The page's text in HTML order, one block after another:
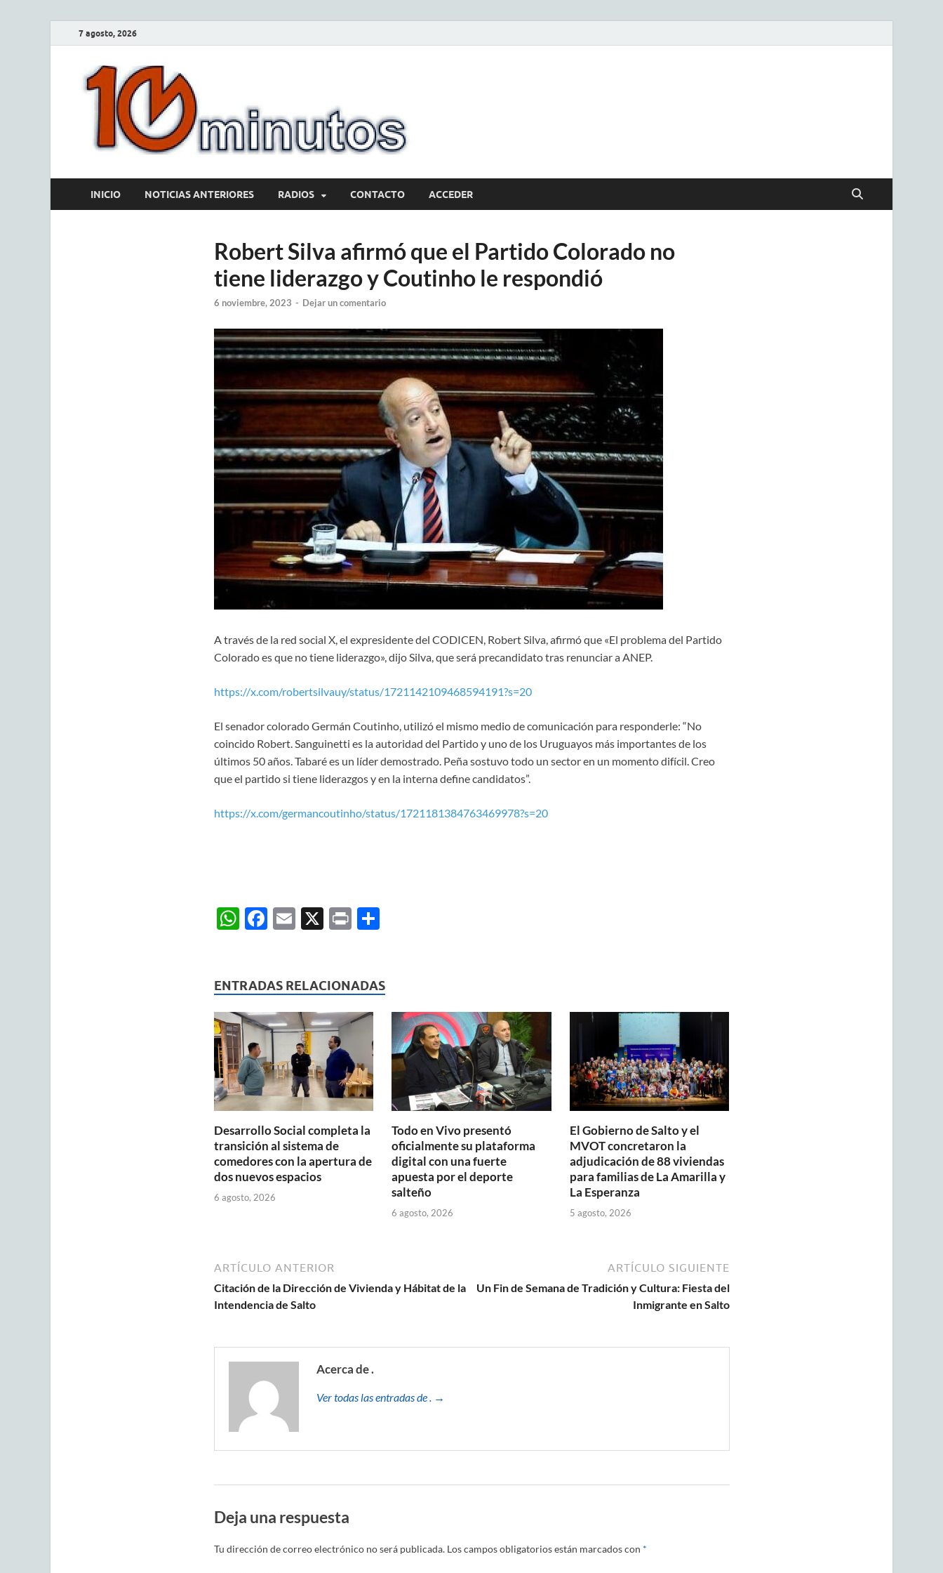
7 agosto, 2026
INICIO NOTICIAS ANTERIORES RADIOS CONTACTO ACCEDER
Robert Silva afirmó que el Partido Colorado no
tiene liderazgo y Coutinho le respondió
6 noviembre, 2023 - Dejar un comentario
A través de la red social X, el expresidente del CODICEN, Robert Silva, afirmó que «El problema del Partido
Colorado es que no tiene liderazgo», dijo Silva, que será precandidato tras renunciar a ANEP.
https://x.com/robertsilvauy/status/1721142109468594191?s=20
El senador colorado Germán Coutinho, utilizó el mismo medio de comunicación para responderle: “No
coincido Robert. Sanguinetti es la autoridad del Partido y uno de los Uruguayos más importantes de los
últimos 50 años. Tabaré es un líder demostrado. Peña sostuvo todo un sector en un momento difícil. Creo
que el partido si tiene liderazgos y en la interna define candidatos”.
https://x.com/germancoutinho/status/1721181384763469978?s=20
W
s
A
p
p
F
b
o
o
k
E X P C
p
ar
ti
ENTRADAS RELACIONADAS
Desarrollo Social completa la
transición al sistema de
comedores con la apertura de
dos nuevos espacios
6 agosto, 2026
Todo en Vivo presentó
oficialmente su plataforma
digital con una fuerte
apuesta por el deporte
salteño
6 agosto, 2026
El Gobierno de Salto y el
MVOT concretaron la
adjudicación de 88 viviendas
para familias de La Amarilla y
La Esperanza
5 agosto, 2026
ARTÍCULO ANTERIOR
Citación de la Dirección de Vivienda y Hábitat de la
Intendencia de Salto
ARTÍCULO SIGUIENTE
Un Fin de Semana de Tradición y Cultura: Fiesta del
Inmigrante en Salto
Acerca de .
Ver todas las entradas de . →
Deja una respuesta
Tu dirección de correo electrónico no será publicada. Los campos obligatorios están marcados con *